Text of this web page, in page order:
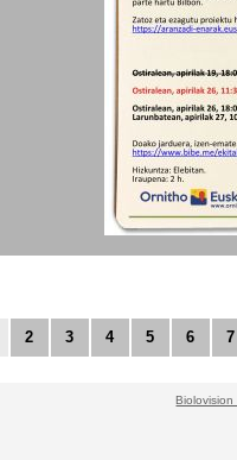
2 3 4 5 6 7
Biolovision